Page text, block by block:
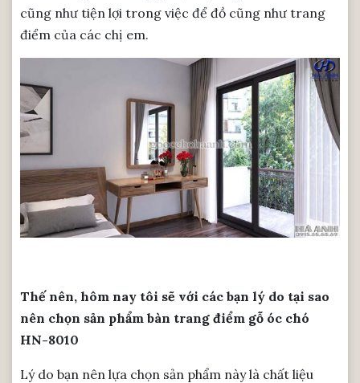
cũng như tiện lợi trong việc để đồ cũng như trang
điểm của các chị em.
Thế nên, hôm nay tôi sẽ với các bạn lý do tại sao
nên chọn sản phẩm bàn trang điểm gỗ óc chó
HN-8010
Lý do bạn nên lựa chọn sản phẩm này là chất liệu